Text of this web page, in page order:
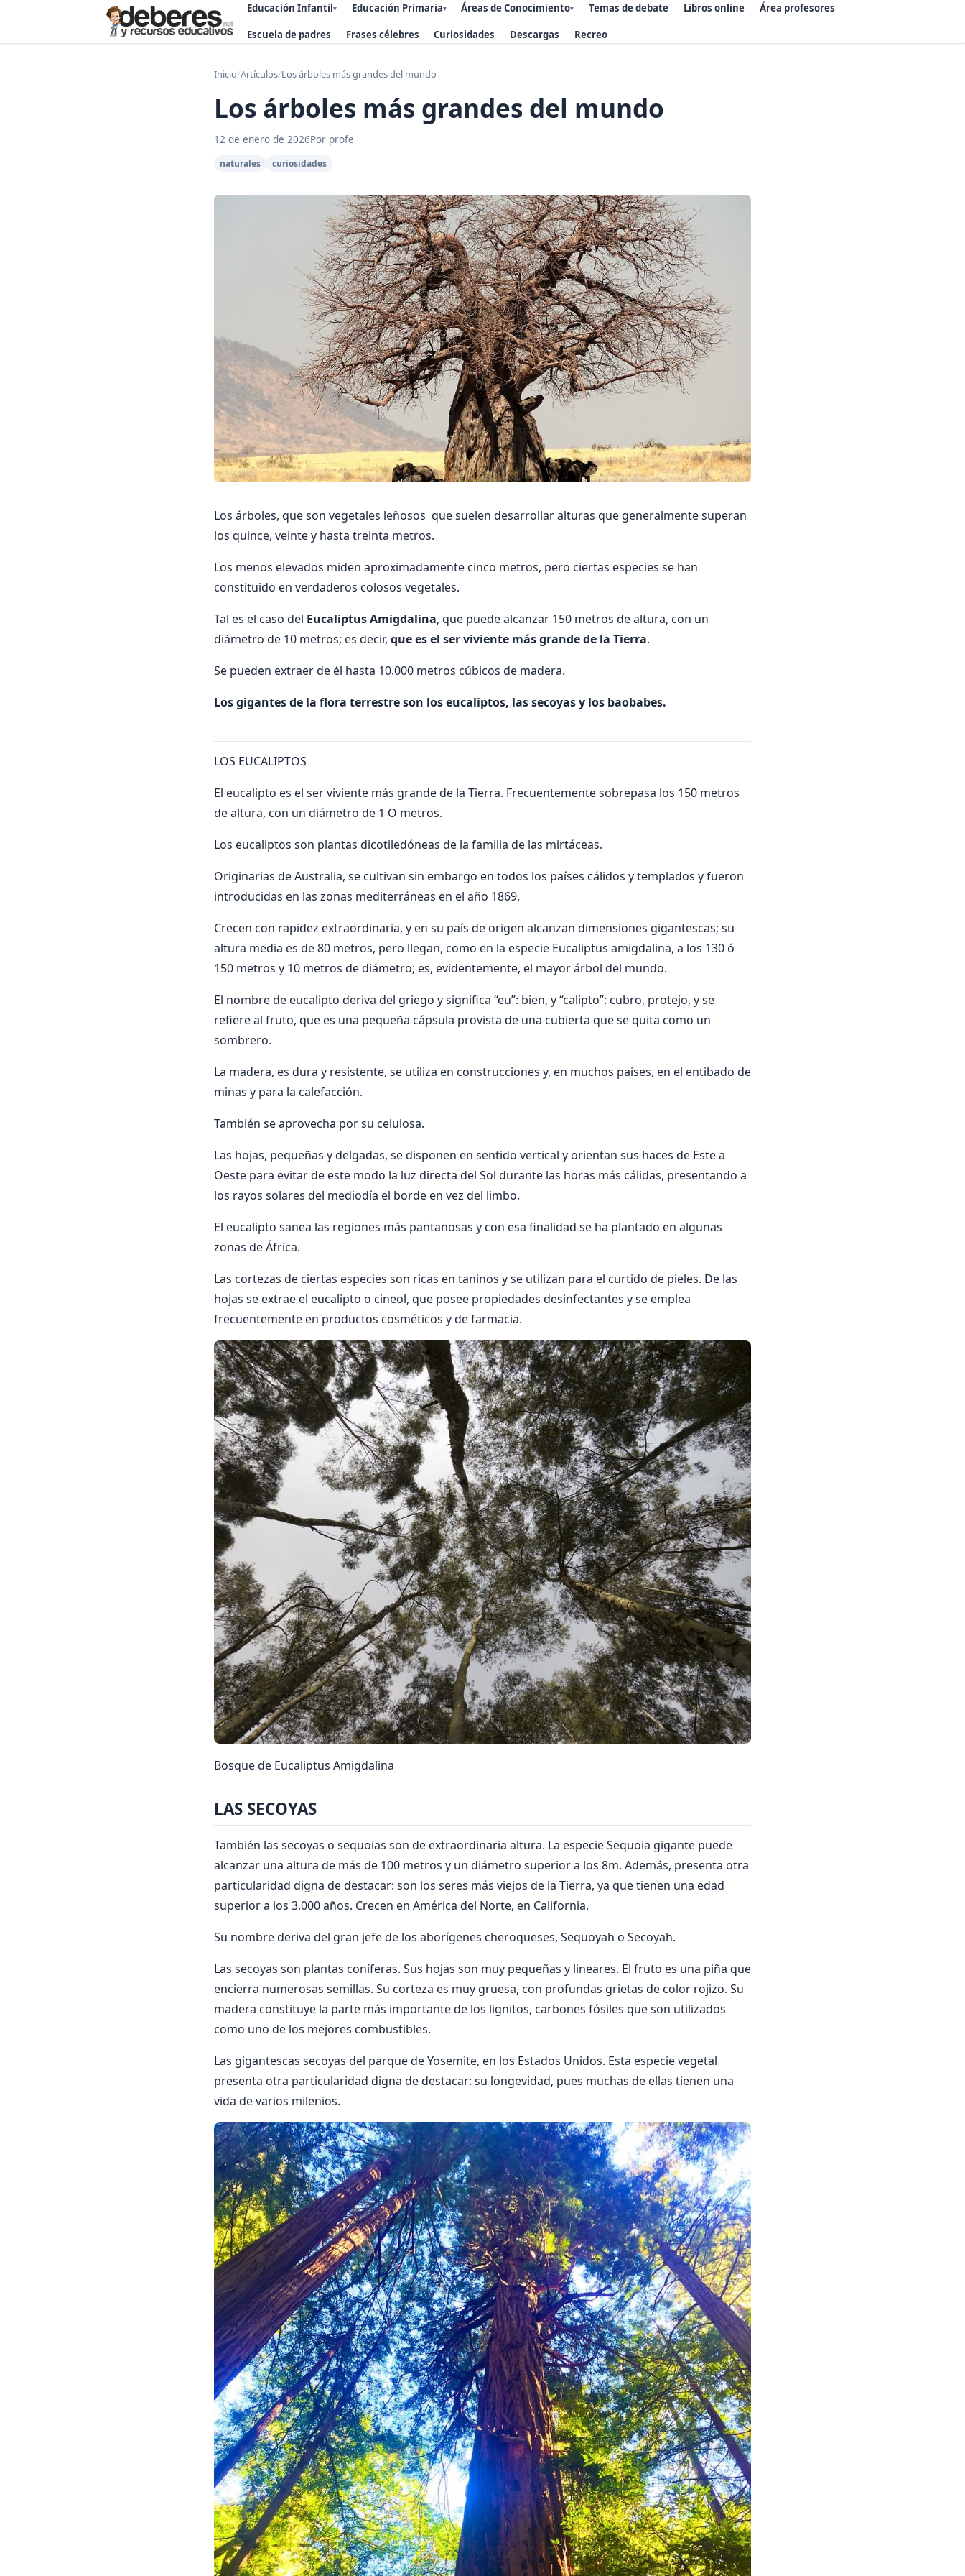
Educación Infantil▾ Educación Primaria▾ Áreas de Conocimiento▾ Temas de debate Libros online Área profesores
Escuela de padres Frases célebres Curiosidades Descargas Recreo
Inicio/Artículos/Los árboles más grandes del mundo
Los árboles más grandes del mundo
12 de enero de 2026Por profe
naturales curiosidades
Los árboles, que son vegetales leñosos que suelen desarrollar alturas que generalmente superan
los quince, veinte y hasta treinta metros.
Los menos elevados miden aproximadamente cinco metros, pero ciertas especies se han
constituido en verdaderos colosos vegetales.
Tal es el caso del Eucaliptus Amigdalina, que puede alcanzar 150 metros de altura, con un
diámetro de 10 metros; es decir, que es el ser viviente más grande de la Tierra.
Se pueden extraer de él hasta 10.000 metros cúbicos de madera.
Los gigantes de la flora terrestre son los eucaliptos, las secoyas y los baobabes.
LOS EUCALIPTOS
El eucalipto es el ser viviente más grande de la Tierra. Frecuentemente sobrepasa los 150 metros
de altura, con un diámetro de 1 O metros.
Los eucaliptos son plantas dicotiledóneas de la familia de las mirtáceas.
Originarias de Australia, se cultivan sin embargo en todos los países cálidos y templados y fueron
introducidas en las zonas mediterráneas en el año 1869.
Crecen con rapidez extraordinaria, y en su país de origen alcanzan dimensiones gigantescas; su
altura media es de 80 metros, pero llegan, como en la especie Eucaliptus amigdalina, a los 130 ó
150 metros y 10 metros de diámetro; es, evidentemente, el mayor árbol del mundo.
El nombre de eucalipto deriva del griego y significa “eu”: bien, y “calipto”: cubro, protejo, y se
refiere al fruto, que es una pequeña cápsula provista de una cubierta que se quita como un
sombrero.
La madera, es dura y resistente, se utiliza en construcciones y, en muchos paises, en el entibado de
minas y para la calefacción.
También se aprovecha por su celulosa.
Las hojas, pequeñas y delgadas, se disponen en sentido vertical y orientan sus haces de Este a
Oeste para evitar de este modo la luz directa del Sol durante las horas más cálidas, presentando a
los rayos solares del mediodía el borde en vez del limbo.
El eucalipto sanea las regiones más pantanosas y con esa finalidad se ha plantado en algunas
zonas de África.
Las cortezas de ciertas especies son ricas en taninos y se utilizan para el curtido de pieles. De las
hojas se extrae el eucalipto o cineol, que posee propiedades desinfectantes y se emplea
frecuentemente en productos cosméticos y de farmacia.
Bosque de Eucaliptus Amigdalina
LAS SECOYAS
También las secoyas o sequoias son de extraordinaria altura. La especie Sequoia gigante puede
alcanzar una altura de más de 100 metros y un diámetro superior a los 8m. Además, presenta otra
particularidad digna de destacar: son los seres más viejos de la Tierra, ya que tienen una edad
superior a los 3.000 años. Crecen en América del Norte, en California.
Su nombre deriva del gran jefe de los aborígenes cheroqueses, Se­quoyah o Secoyah.
Las secoyas son plantas coníferas. Sus hojas son muy pequeñas y lineares. El fruto es una piña que
encierra numerosas semillas. Su corteza es muy gruesa, con profundas grietas de color rojizo. Su
madera constituye la parte más importante de los lignitos, carbones fósiles que son utilizados
como uno de los mejores combustibles.
Las gigantescas secoyas del parque de Yosemite, en los Estados Unidos. Esta especie vegetal
presenta otra particularidad digna de destacar: su longevidad, pues muchas de ellas tienen una
vida de varios milenios.